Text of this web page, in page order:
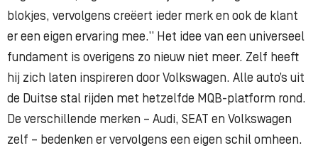
blokjes, vervolgens creëert ieder merk en ook de klant
er een eigen ervaring mee.” Het idee van een universeel
fundament is overigens zo nieuw niet meer. Zelf heeft
hij zich laten inspireren door Volkswagen. Alle auto’s uit
de Duitse stal rijden met hetzelfde MQB-platform rond.
De verschillende merken – Audi, SEAT en Volkswagen
zelf – bedenken er vervolgens een eigen schil omheen.